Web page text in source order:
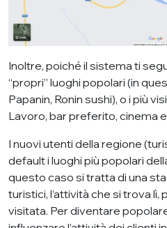
Inoltre, poiché il sistema ti
“propri” luoghi popolari (in
Papanin, Ronin sushi), o i più
Lavoro, bar preferito, cinema
I nuovi utenti della regione
default i luoghi più popolari
questo caso si tratta di una
turistici, l’attività che si trova
visitata. Per diventare